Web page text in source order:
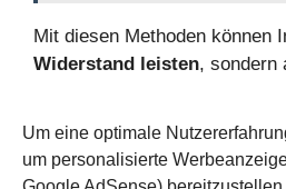
Um eine optimale
um personalisierte
Mit diesen Methoden können
Widerstand leisten, sondern
die Taktiken der Narzissten
sich wirksam zu schützen.